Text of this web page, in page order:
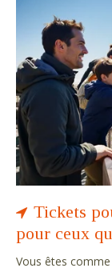
Tickets
pour ceux
Vous êtes